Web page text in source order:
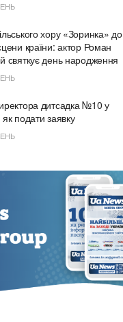
хору «Зоринка» до
країни: актор Роман
святкує день народження
дитсадка №10 у
подати заявку